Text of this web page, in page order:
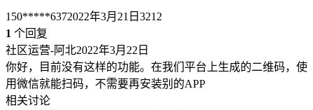
150*****6372022年3月21日 3212
1 个回复
社区运营-阿北2022年3月22日
你好，目前没有这样的功能。在我们平台上生成的二维码，使
用微信就能扫码，不需要再安装别的APP
相关讨论